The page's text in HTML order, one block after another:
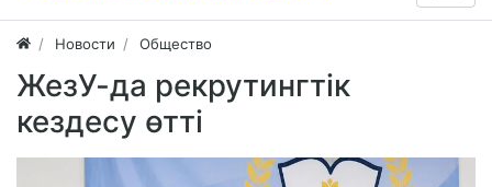
Новости Общество
ЖезУ-да рекрутингтік
кездесу өтті